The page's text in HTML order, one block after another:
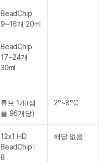
BeadChip
9~16개 20ml
BeadChip
17~24개
30ml
튜브 1개(샘
플 96개당)
2°~8°C
12x1 HD
BeadChip :
8
해당 없음